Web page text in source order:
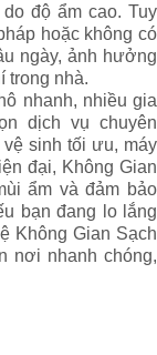
độ ẩm cao. Tuy
hoặc không có
ngày, ảnh hưởng
trong nhà.
nhanh, nhiều gia
dịch vụ chuyên
sinh tối ưu, máy
đại, Không Gian
ẩm và đảm bảo
bạn đang lo lắng
Không Gian Sạch
nơi nhanh chóng,